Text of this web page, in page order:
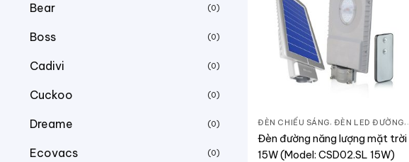
Bear (0)
Boss (0)
Cadivi (0)
Cuckoo (0)
Dreame (0)
Ecovacs (0)
ĐÈN CHIẾU SÁNG, ĐÈN LED ĐƯỜNG,
Đèn đường năng lượng mặt trời
15W (Model: CSD02.SL 15W)